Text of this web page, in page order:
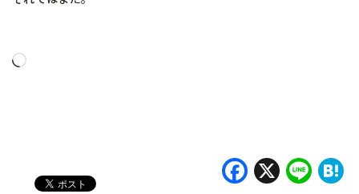
読
X